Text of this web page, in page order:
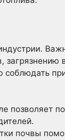
загрязнению
соблюдать
позволяет
почвы